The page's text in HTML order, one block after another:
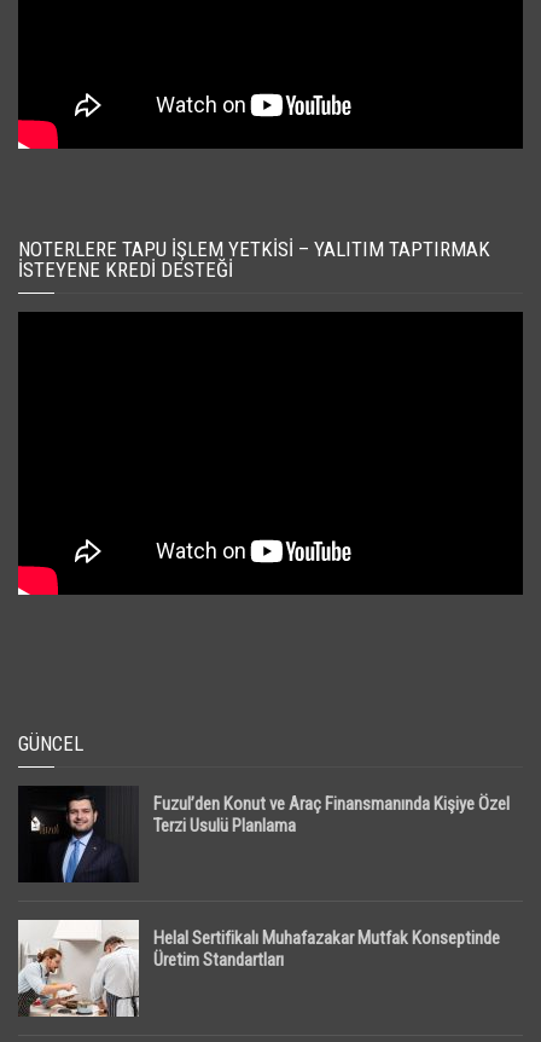
NOTERLERE TAPU İŞLEM YETKISI – YALITIM TAPTIRMAK
İSTEYENE KREDI DESTEĞI
GÜNCEL
Fuzul’den Konut ve Araç Finansmanında Kişiye Özel
Terzi Usulü Planlama
Helal Sertifikalı Muhafazakar Mutfak Konseptinde
Üretim Standartları